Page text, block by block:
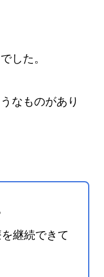
した。
なものがあり
継続できて